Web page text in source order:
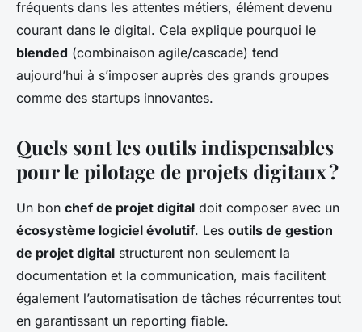
fréquents dans les attentes métiers, élément devenu
courant dans le digital. Cela explique pourquoi le
blended (combinaison agile/cascade) tend
aujourd’hui à s’imposer auprès des grands groupes
comme des startups innovantes.
Quels sont les outils indispensables
pour le pilotage de projets digitaux ?
Un bon chef de projet digital doit composer avec un
écosystème logiciel évolutif. Les outils de gestion
de projet digital structurent non seulement la
documentation et la communication, mais facilitent
également l’automatisation de tâches récurrentes tout
en garantissant un reporting fiable.